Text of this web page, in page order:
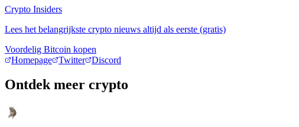
Crypto Insiders
Lees het belangrijkste crypto nieuws altijd als eerste (gratis)
Voordelig Bitcoin kopen
Homepage
Twitter Discord
Ontdek meer crypto